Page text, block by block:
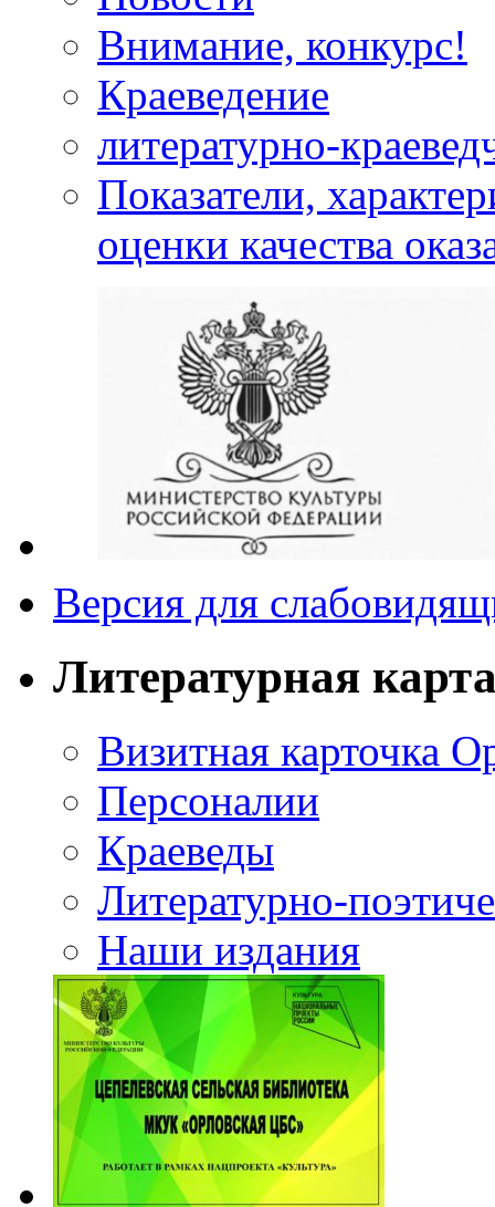
Внимание, конкурс!
Краеведение
литературно-
Показатели,
оценки качества
Версия для
Литературная
Визитная карточка
Персоналии
Краеведы
Литературно-
Наши издания